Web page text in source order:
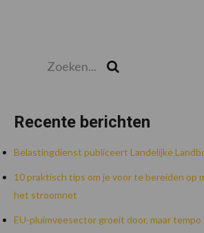
Recente berichten
Belastingdienst publiceert Landelijke
10 praktisch tips om je voor te bereiden op
het stroomnet
EU-pluimveesector groeit door, maar tempo